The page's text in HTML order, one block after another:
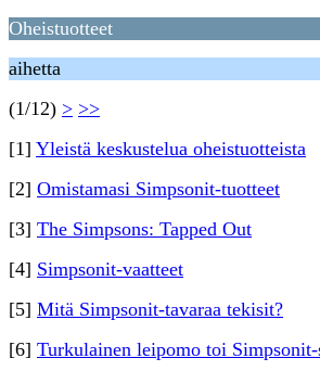
Oheistuotteet
aihetta
(1/12) > >>
[1] Yleistä keskustelua oheistuotteista
[2] Omistamasi Simpsonit-tuotteet
[3] The Simpsons: Tapped Out
[4] Simpsonit-vaatteet
[5] Mitä Simpsonit-tavaraa tekisit?
[6] Turkulainen leipomo toi Simpsonit-